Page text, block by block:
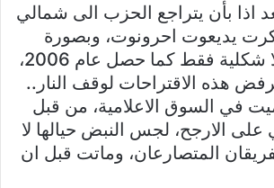
اذا بأن يتراجع الحزب الى شمالي
يديعوت احرونوت، وبصورة
جدية عسكريا، لا شكلية فقط كما حصل عام 2006،
هذه الاقتراحات لوقف النار..
في السوق الاعلامية، من قبل
على الارجح، لجس النبض حيالها لا
المتصارعان، وماتت قبل ان